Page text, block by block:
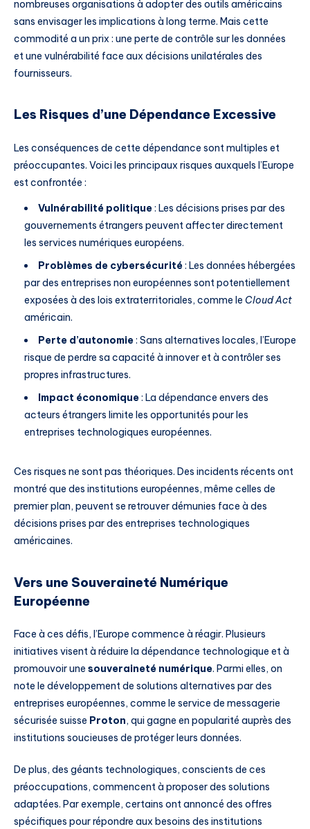
nombreuses organisations à adopter des outils américains
sans envisager les implications à long terme. Mais cette
commodité a un prix : une perte de contrôle sur les données
et une vulnérabilité face aux décisions unilatérales des
fournisseurs.
Les Risques d’une Dépendance Excessive
Les conséquences de cette dépendance sont multiples et
préoccupantes. Voici les principaux risques auxquels l’Europe
est confrontée :
Vulnérabilité politique: Les décisions prises par des
gouvernements étrangers peuvent affecter directement
les services numériques européens.
Problèmes de cybersécurité: Les données hébergées
par des entreprises non européennes sont potentiellement
exposées à des lois extraterritoriales, comme le Cloud Act
américain.
Perte d’autonomie: Sans alternatives locales, l’Europe
risque de perdre sa capacité à innover et à contrôler ses
propres infrastructures.
Impact économique: La dépendance envers des
acteurs étrangers limite les opportunités pour les
entreprises technologiques européennes.
Ces risques ne sont pas théoriques. Des incidents récents ont
montré que des institutions européennes, même celles de
premier plan, peuvent se retrouver démunies face à des
décisions prises par des entreprises technologiques
américaines.
Vers une Souveraineté Numérique
Européenne
Face à ces défis, l’Europe commence à réagir. Plusieurs
initiatives visent à réduire la dépendance technologique et à
promouvoir une souveraineté numérique. Parmi elles, on
note le développement de solutions alternatives par des
entreprises européennes, comme le service de messagerie
sécurisée suisse Proton, qui gagne en popularité auprès des
institutions soucieuses de protéger leurs données.
De plus, des géants technologiques, conscients de ces
préoccupations, commencent à proposer des solutions
adaptées. Par exemple, certains ont annoncé des offres
spécifiques pour répondre aux besoins des institutions